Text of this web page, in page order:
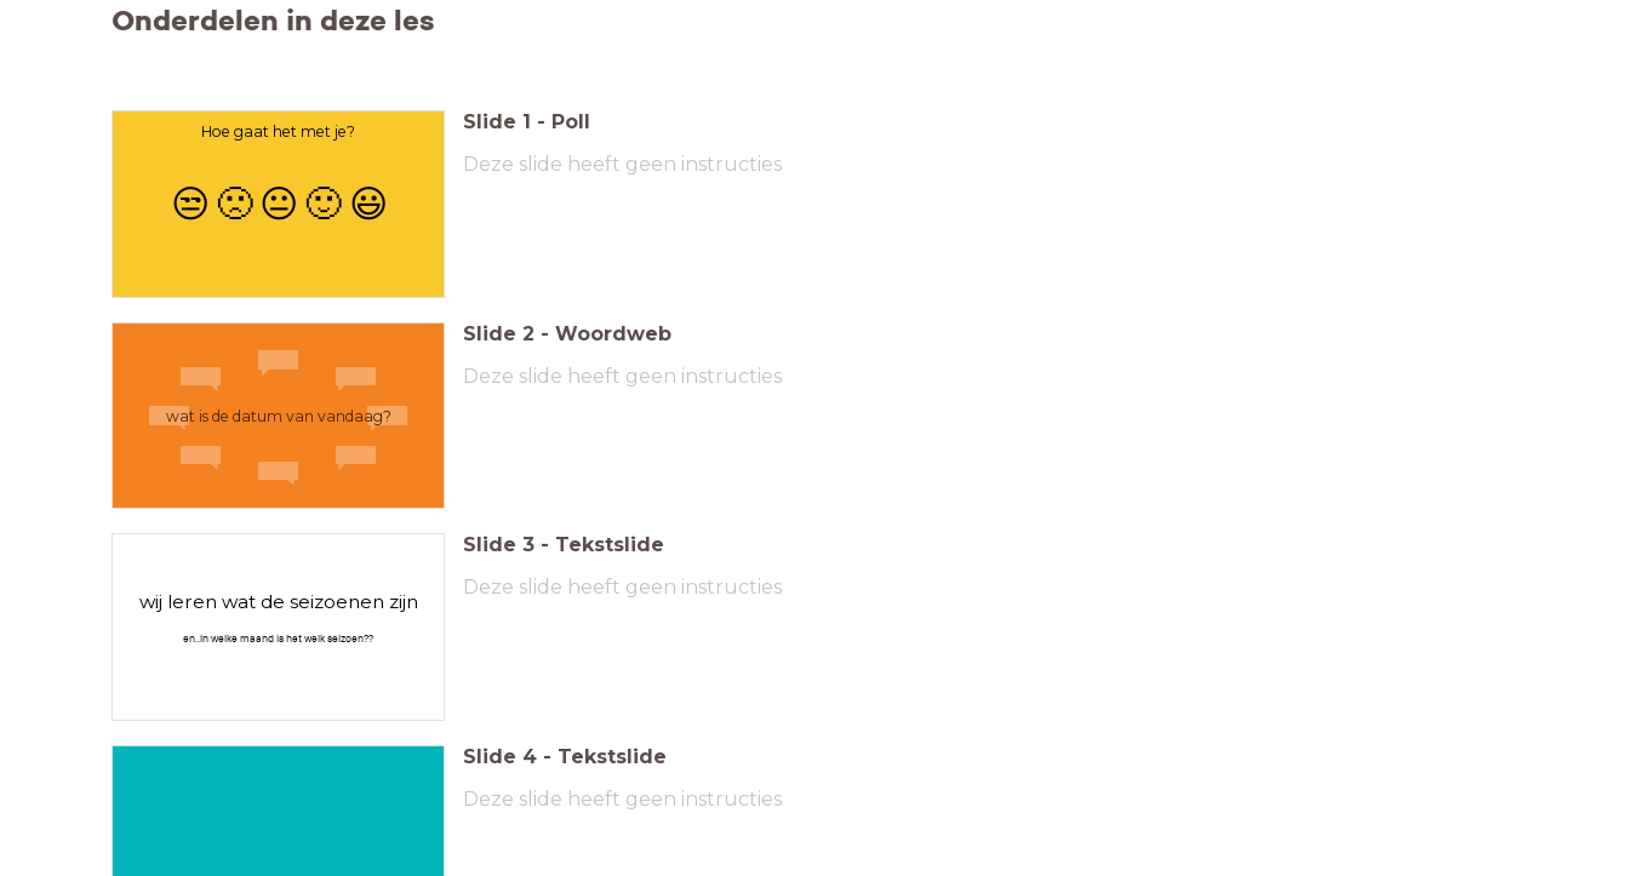
Onderdelen in deze les
Hoe gaat het met je?
😒 🙁 😐 🙂 😃
Slide 1 - Poll
Deze slide heeft geen instructies
wat is de datum van vandaag?
Slide 2 - Woordweb
Deze slide heeft geen instructies
wij leren wat de seizoenen zijn
en..in welke maand is het welk seizoen??
Slide 3 - Tekstslide
Deze slide heeft geen instructies
Slide 4 - Tekstslide
Deze slide heeft geen instructies